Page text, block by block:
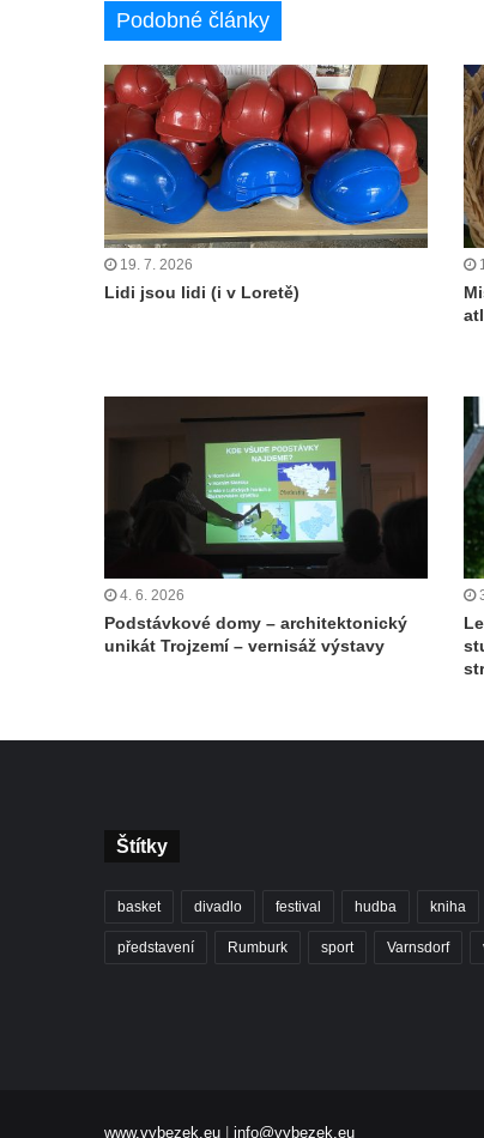
Podobné články
19. 7. 2026
Lidi jsou lidi (i v Loretě)
4. 6. 2026
Podstávkové domy – architektonický
unikát Trojzemí – vernisáž výstavy
Štítky
basket divadlo festival hudba kniha
představení Rumburk sport Varnsdorf
www.vybezek.eu info@vybezek.eu